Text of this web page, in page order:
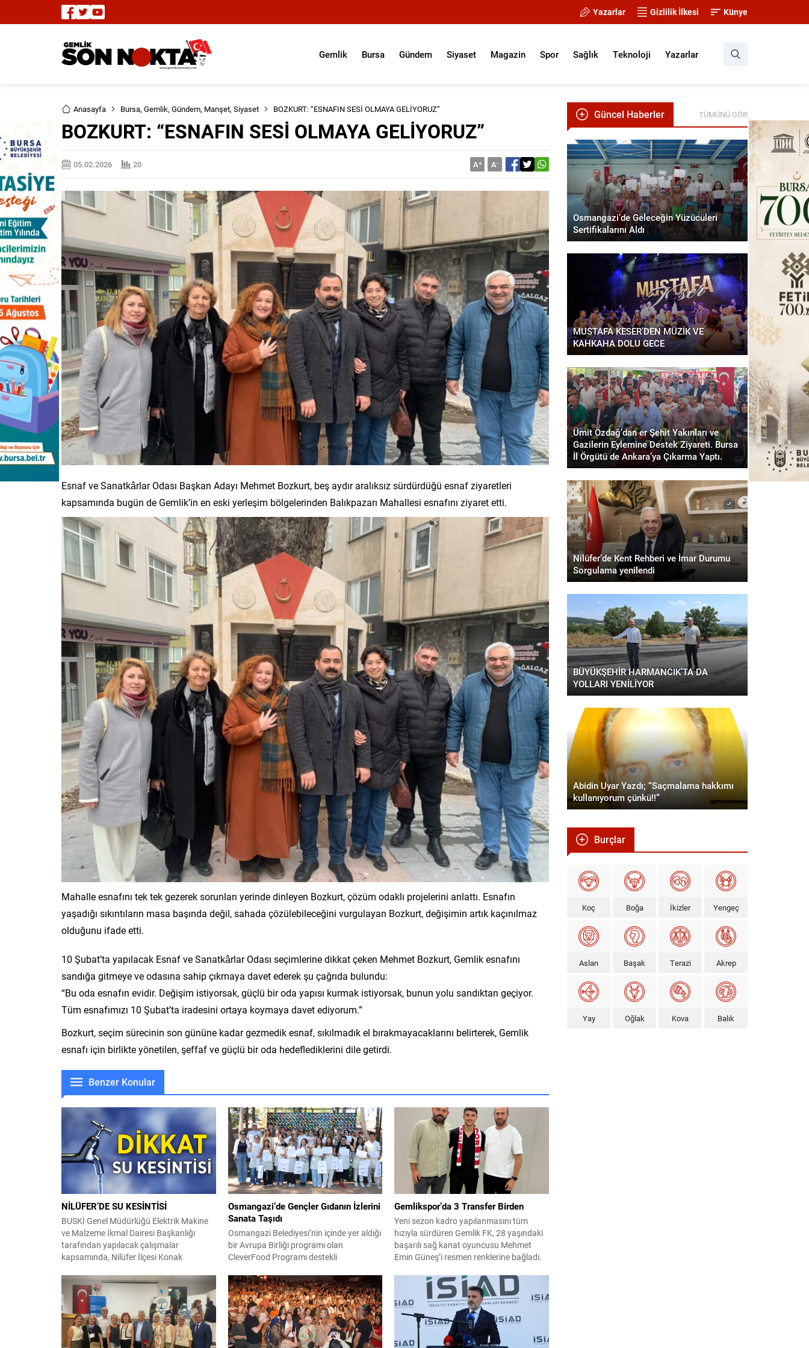
Yazarlar Gizlilik İlkesi Künye
Gemlik Bursa Gündem Siyaset Magazin Spor Sağlık Teknoloji Yazarlar
Anasayfa Bursa, Gemlik, Gündem, Manşet, Siyaset BOZKURT: “ESNAFIN SESİ OLMAYA GELİYORUZ”
BOZKURT: “ESNAFIN SESİ OLMAYA GELİYORUZ”
05.02.2026 20 A+ A-
Esnaf ve Sanatkârlar Odası Başkan Adayı Mehmet Bozkurt, beş aydır aralıksız sürdürdüğü esnaf ziyaretleri
kapsamında bugün de Gemlik’in en eski yerleşim bölgelerinden Balıkpazarı Mahallesi esnafını ziyaret etti.
Mahalle esnafını tek tek gezerek sorunları yerinde dinleyen Bozkurt, çözüm odaklı projelerini anlattı. Esnafın
yaşadığı sıkıntıların masa başında değil, sahada çözülebileceğini vurgulayan Bozkurt, değişimin artık kaçınılmaz
olduğunu ifade etti.
10 Şubat’ta yapılacak Esnaf ve Sanatkârlar Odası seçimlerine dikkat çeken Mehmet Bozkurt, Gemlik esnafını
sandığa gitmeye ve odasına sahip çıkmaya davet ederek şu çağrıda bulundu:
“Bu oda esnafın evidir. Değişim istiyorsak, güçlü bir oda yapısı kurmak istiyorsak, bunun yolu sandıktan geçiyor.
Tüm esnafımızı 10 Şubat’ta iradesini ortaya koymaya davet ediyorum.”
Bozkurt, seçim sürecinin son gününe kadar gezmedik esnaf, sıkılmadık el bırakmayacaklarını belirterek, Gemlik
esnafı için birlikte yönetilen, şeffaf ve güçlü bir oda hedeflediklerini dile getirdi.
Benzer Konular
NİLÜFER’DE SU KESİNTİSİ
BUSKİ Genel Müdürlüğü Elektrik Makine
ve Malzeme İkmal Dairesi Başkanlığı
tarafından yapılacak çalışmalar
kapsamında, Nilüfer İlçesi Konak
Eğitimciler Caddesi kuzeyi ile Başkent ve
Pınar Sokak doğusunda kalan bölge ve
civarında 04 Ağustos 2026 tarihinde
09:00 – 18:00 saatleri arasında su
kesintisi yapılacaktır. Vatandaşların
tedbirli olması rica...
Osmangazi’de Gençler Gıdanın İzlerini
Sanata Taşıdı
Osmangazi Belediyesi’nin içinde yer aldığı
bir Avrupa Birliği programı olan
CleverFood Programı destekli
projesi kapsamında düzenlenen “Gıdanın
Geleceği İçin Tasarım Atölyesi: Dönüşen
İzler ve Ritim” etkinliği, gençleri sanatın
yaratıcı dünyasıyla buluştururken gıdaya
bambaşka bir perspektiften bakmalarını
sağladı. Sürdürülebilir kent vizyonu
Gemlikspor’da 3 Transfer Birden
Yeni sezon kadro yapılanmasını tüm
hızıyla sürdüren Gemlik FK, 28 yaşındaki
başarılı sağ kanat oyuncusu Mehmet
Emin Güneş’i resmen renklerine bağladı.
İskenderunspor ve Fransa’da Evian,
Annecy FC ile FC Bourgoin-Jallieu gibi
takımların formalarını başarıyla terleten
yetenekli futbolcu, kulüp tesislerimizde
düzenlenen törenle kendisini takımımıza
bağlayan sözleşmeye...
Güncel Haberler TÜMÜNÜ GÖR
Osmangazi’de Geleceğin Yüzücüleri
Sertifikalarını Aldı
MUSTAFA KESER’DEN MÜZİK VE
KAHKAHA DOLU GECE
Ümit Özdağ’dan er Şehit Yakınları ve
Gazilerin Eylemine Destek Ziyareti. Bursa
İl Örgütü de Ankara’ya Çıkarma Yaptı.
Nilüfer’de Kent Rehberi ve İmar Durumu
Sorgulama yenilendi
BÜYÜKŞEHİR HARMANCIK’TA DA
YOLLARI YENİLİYOR
Abidin Uyar Yazdı; “Saçmalama hakkımı
kullanıyorum çünkü!!”
Burçlar
Koç Boğa İkizler Yengeç
Aslan Başak Terazi Akrep
Yay Oğlak Kova Balık